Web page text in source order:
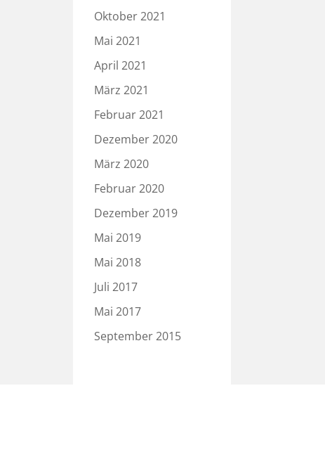
Oktober 2021
Mai 2021
April 2021
März 2021
Februar 2021
Dezember 2020
März 2020
Februar 2020
Dezember 2019
Mai 2019
Mai 2018
Juli 2017
Mai 2017
September 2015